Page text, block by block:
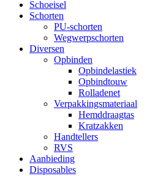
Schoeisel
Schorten
PU-schorten
Wegwerpschorten
Diversen
Opbinden
Opbindelastiek
Opbindtouw
Rolladenet
Verpakkingsmateriaal
Hemddraagtas
Kratzakken
Handtellers
RVS
Aanbieding
Disposables